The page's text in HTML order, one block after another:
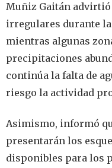
Muñiz Gaitán
irregulares durante
mientras algunas
precipitaciones
continúa la falta de
riesgo la actividad
Asimismo, informó
presentarán los
disponibles para los